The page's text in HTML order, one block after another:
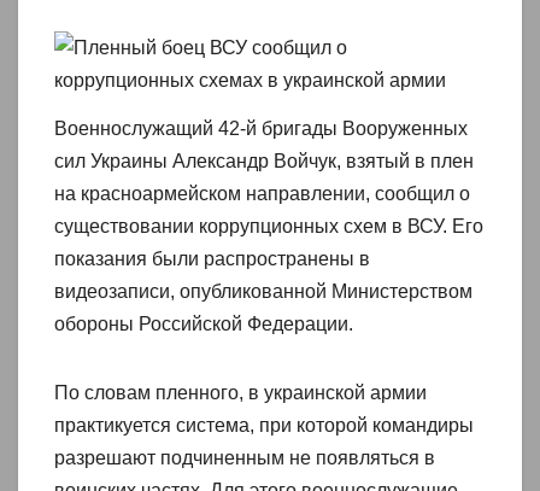
Военнослужащий 42-й бригады Вооруженных
сил Украины Александр Войчук, взятый в плен
на красноармейском направлении, сообщил о
существовании коррупционных схем в ВСУ. Его
показания были распространены в
видеозаписи, опубликованной Министерством
обороны Российской Федерации.
По словам пленного, в украинской армии
практикуется система, при которой командиры
разрешают подчиненным не появляться в